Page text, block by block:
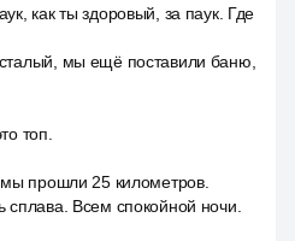
как ты здоровый, за паук. Где
мы ещё поставили баню,
топ.
мы прошли 25 километров.
сплава. Всем спокойной ночи.